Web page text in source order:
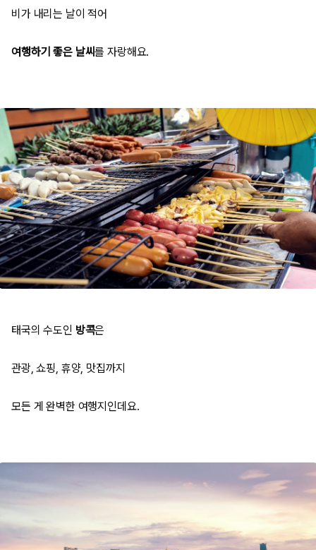
비가 내리는 날이 적어
여행하기 좋은 날씨를 자랑해요.
태국의 수도인 방콕은
관광, 쇼핑, 휴양, 맛집까지
모든 게 완벽한 여행지인데요.